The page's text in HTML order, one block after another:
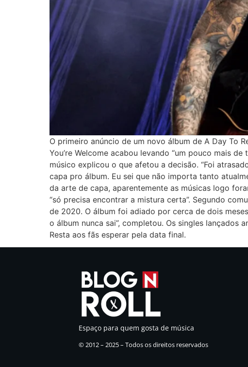
O primeiro anúncio de um novo álbum de A Day To
You’re Welcome acabou levando “um pouco mais
músico explicou o que afetou a decisão. “Foi
capa pro álbum. Eu sei que não importa tanto
da arte de capa, aparentemente as músicas logo
“só precisa encontrar a mistura certa”. Segundo
de 2020. O álbum foi adiado por cerca de dois
o álbum nunca sai”, completou. Os singles lançados
Resta aos fãs esperar pela data final.
Espaço para quem gosta de música
© 2012 – 2025 – Todos os direitos reservados